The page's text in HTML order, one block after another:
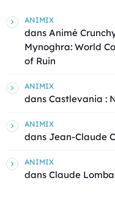
ANIMIX
dans Animé
Mynoghra: World
of Ruin
ANIMIX
dans Castlevania :
ANIMIX
dans Jean-Claude
ANIMIX
dans Claude